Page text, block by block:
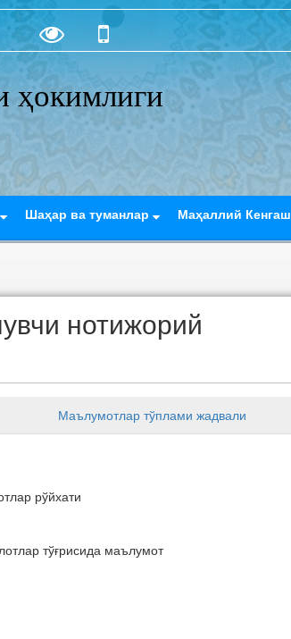
ҳокимлиги
Шаҳар ва туманлар Маҳаллий Кенгаш
нотижорий
Маълумотлар тўплами жадвали
рўйхати
тўғрисида маълумот